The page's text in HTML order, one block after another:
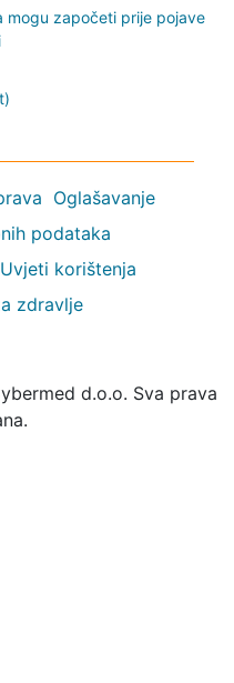
mogu započeti prije pojave
Oglašavanje
podataka
Uvjeti korištenja
zdravlje
d.o.o. Sva prava